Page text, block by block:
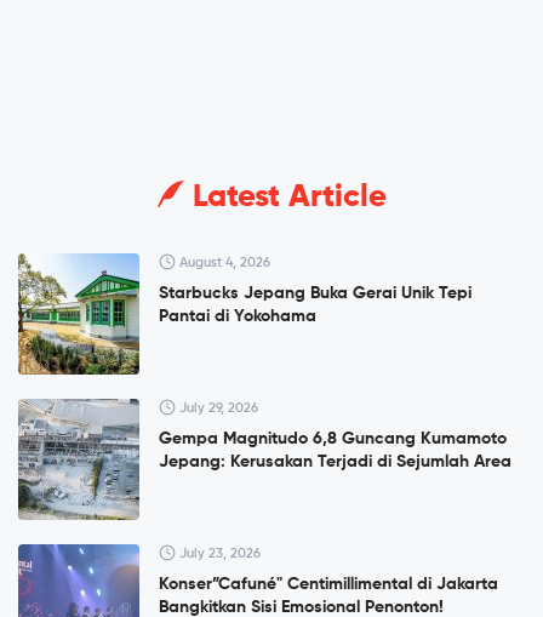
Latest Article
August 4, 2026
Starbucks Jepang Buka Gerai Unik Tepi
Pantai di Yokohama
July 29, 2026
Gempa Magnitudo 6,8 Guncang Kumamoto
Jepang: Kerusakan Terjadi di Sejumlah Area
July 23, 2026
Konser”Cafuné" Centimillimental di Jakarta
Bangkitkan Sisi Emosional Penonton!